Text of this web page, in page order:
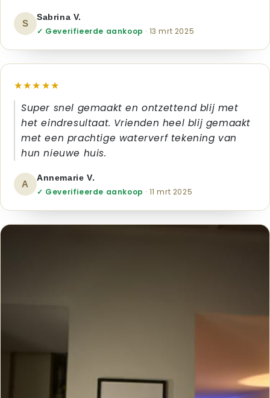
S
Sabrina V.
✓ Geverifieerde aankoop · 13 mrt 2025
★★★★★
Super snel gemaakt en ontzettend blij met
het eindresultaat. Vrienden heel blij gemaakt
met een prachtige waterverf tekening van
hun nieuwe huis.
A
Annemarie V.
✓ Geverifieerde aankoop · 11 mrt 2025